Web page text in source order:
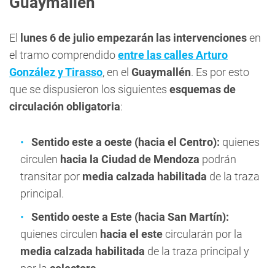
El lunes 6 de julioempezarán las intervencionesen
el tramo comprendidoentre las calles Arturo
González y Tirasso, en el Guaymallén. Es por esto
que se dispusieron los siguientes esquemas de
circulación obligatoria:
Sentido este a oeste (hacia el Centro): quienes
circulen hacia la Ciudad de Mendoza podrán
transitar por media calzada habilitada de la traza
principal.
Sentido oeste a Este (hacia San Martín):
quienes circulen hacia el estecircularán por la
media calzada habilitada de la traza principal y